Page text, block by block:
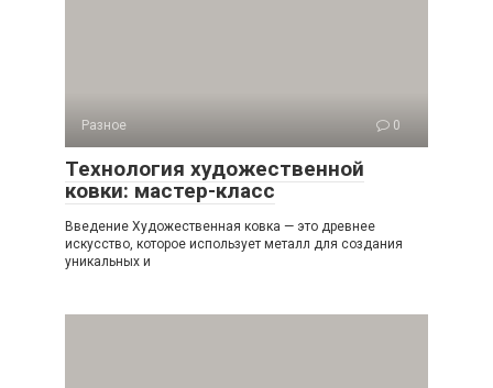
Разное 0
Технология художественной
ковки: мастер-класс
Введение Художественная ковка — это древнее
искусство, которое использует металл для создания
уникальных и